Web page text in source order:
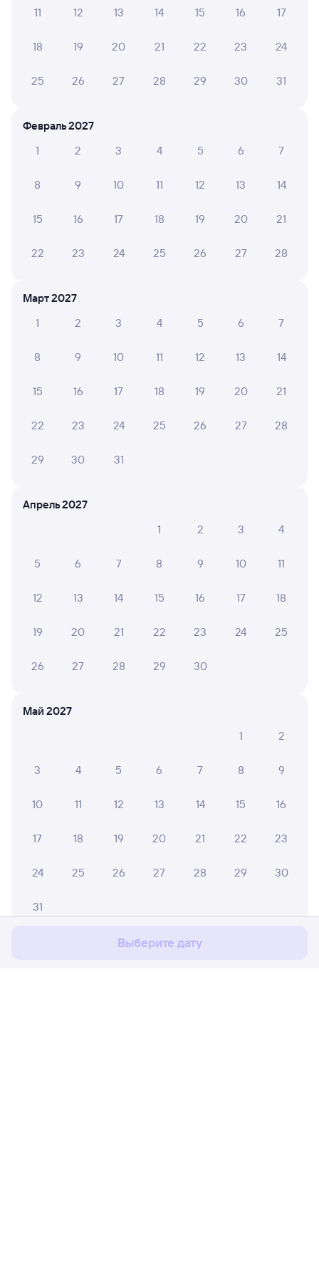
Проверьте расписание рейсов РЖД из Гвардейска
в Шахтную. Обратите внимание, расписание может
расписание движения поездов в 2026 году.
Подробнее
Про расписание Гвардейск — Шахтная
На этом направлении ходит 0 поездов.
Способы оплаты
Правила работы сервиса
А ещё здесь можно найти
Отели Шахт
11 12 13 14 15 16 17
18 19 20 21 22 23 24
25 26 27 28 29 30 31
Февраль 2027
1
2 3 4 5 6 7
8 9 10 11 12 13 14
15 16 17 18 19 20 21
22 23 24 25 26 27 28
Март 2027
1
2 3 4 5 6 7
8 9 10 11 12 13 14
15 16 17 18 19 20 21
22 23 24 25 26 27 28
29 30 31
Апрель 2027
1
2 3 4
5 6 7 8 9 10 11
12 13 14 15 16 17 18
19 20 21 22 23 24 25
26 27 28 29 30
Май 2027
1
2
3 4 5 6 7 8 9
10 11 12 13 14 15 16
17 18 19 20 21 22 23
24 25 26 27 28 29 30
31
Выберите дату